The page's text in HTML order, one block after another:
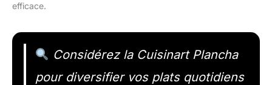
efficace.
Considérez la Cuisinart Plancha
pour diversifier vos plats quotidiens